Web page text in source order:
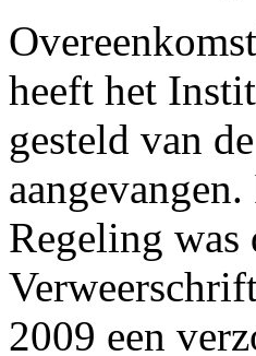
heeft het
gesteld van
Regeling was
2009 een